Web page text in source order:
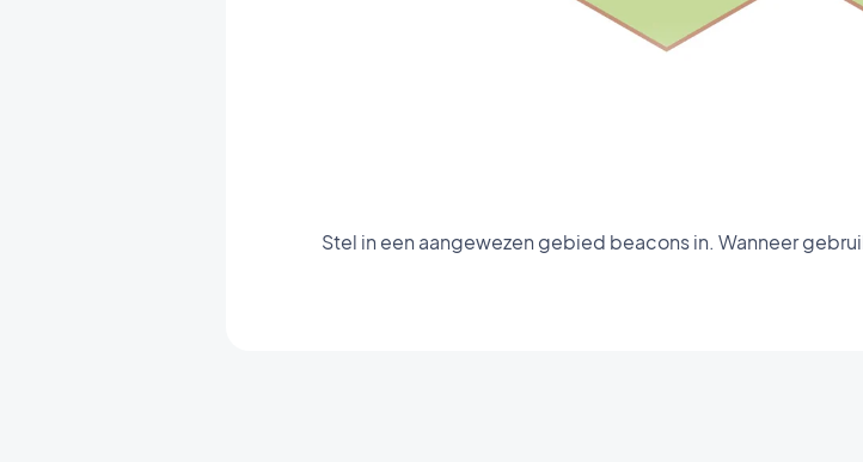
Stel in een aangewezen gebied beacons in. Wanneer